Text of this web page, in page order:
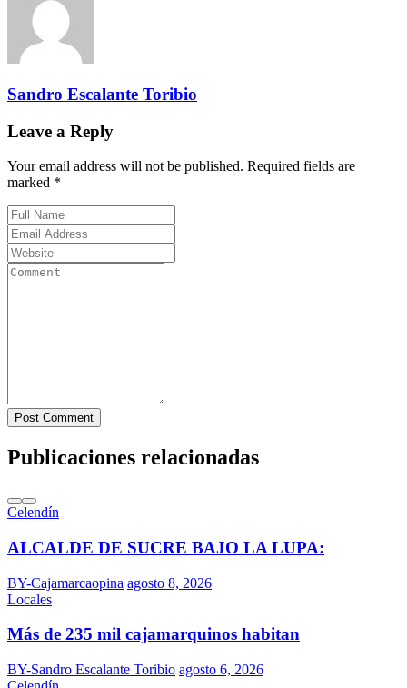
Sandro Escalante Toribio
Leave a Reply
Your email address will not be published. Required fields are
marked *
Post Comment
Publicaciones relacionadas
Celendín
ALCALDE DE SUCRE BAJO LA LUPA:
BY-Cajamarcaopina agosto 8, 2026
Locales
Más de 235 mil cajamarquinos habitan
BY-Sandro Escalante Toribio agosto 6, 2026